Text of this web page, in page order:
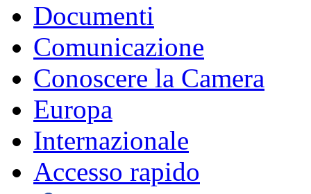
Documenti
Comunicazione
Conoscere la Camera
Europa
Internazionale
Accesso rapido